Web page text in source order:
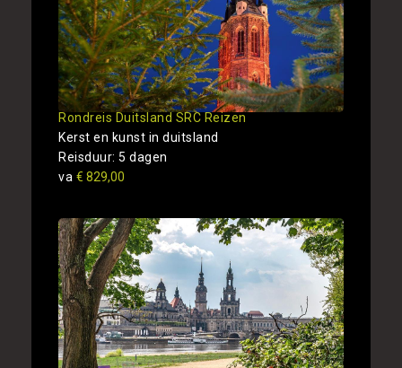
Rondreis Duitsland SRC Reizen
Kerst en kunst in duitsland
Reisduur: 5 dagen
va € 829,00